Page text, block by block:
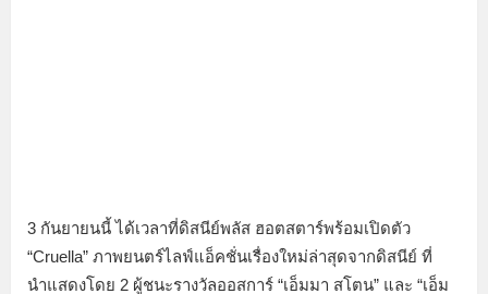
3 กันยายนนี้ ได้เวลาที่ดิสนีย์พลัส ฮอตสตาร์พร้อมเปิดตัว
“Cruella” ภาพยนตร์ไลฟ์แอ็คชั่นเรื่องใหม่ล่าสุดจากดิสนีย์ ที่
นำแสดงโดย 2 ผู้ชนะรางวัลออสการ์ “เอ็มมา สโตน” และ “เอ็ม